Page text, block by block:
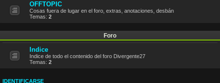
OFFTOPIC
Cosas fuera de lugar en el foro, extras, anotaciones, desbán
Temas: 2
Foro
Indice
Indice de todo el contenido del foro Divergente27
Temas: 2
IDENTIFICARSE